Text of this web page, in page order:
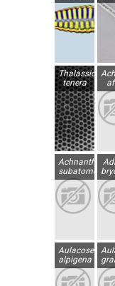
Thalassiosira
tenera
subatomoides
Aulacoseira
alpigena